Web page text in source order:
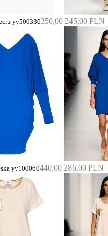
yy500330350,00 245,00 PLN
yy100060440,00 286,00 PLN